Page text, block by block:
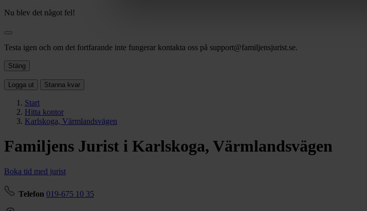
Nu blev det något fel!
Testa igen och om det fortfarande inte fungerar kontakta oss på support@familjensjurist.se.
Stäng
Logga ut Stanna kvar
Start
Hitta kontor
Karlskoga, Värmlandsvägen
Familjens Jurist i Karlskoga, Värmlandsvägen
Boka tid med jurist
Telefon 019-675 10 35